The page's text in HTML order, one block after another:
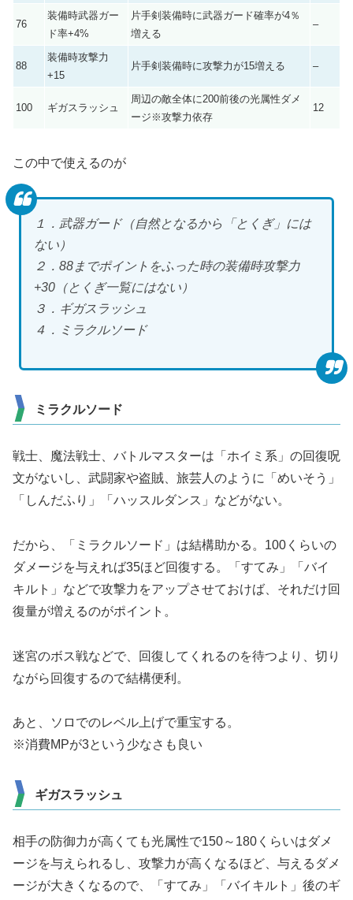
76
装備時武器ガー
ド率+4%
片手剣装備時に武器ガード確率が4％
増える
–
88
装備時攻撃力
+15
片手剣装備時に攻撃力が15増える –
100 ギガスラッシュ
周辺の敵全体に200前後の光属性ダメ
ージ※攻撃力依存
12
この中で使えるのが
１．武器ガード（自然となるから「とくぎ」には
ない）
２．88までポイントをふった時の装備時攻撃力
+30（とくぎ一覧にはない）
３．ギガスラッシュ
４．ミラクルソード
ミラクルソード
戦士、魔法戦士、バトルマスターは「ホイミ系」の回復呪
文がないし、武闘家や盗賊、旅芸人のように「めいそう」
「しんだふり」「ハッスルダンス」などがない。
だから、「ミラクルソード」は結構助かる。100くらいの
ダメージを与えれば35ほど回復する。「すてみ」「バイ
キルト」などで攻撃力をアップさせておけば、それだけ回
復量が増えるのがポイント。
迷宮のボス戦などで、回復してくれるのを待つより、切り
ながら回復するので結構便利。
あと、ソロでのレベル上げで重宝する。
※消費MPが3という少なさも良い
ギガスラッシュ
相手の防御力が高くても光属性で150～180くらいはダメ
ージを与えられるし、攻撃力が高くなるほど、与えるダメ
ージが大きくなるので、「すてみ」「バイキルト」後のギ